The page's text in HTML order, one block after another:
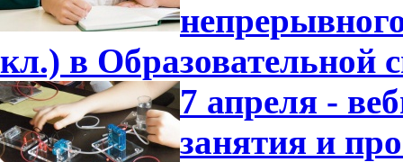
кл.) в Образовательной
7 апреля -
занятия и